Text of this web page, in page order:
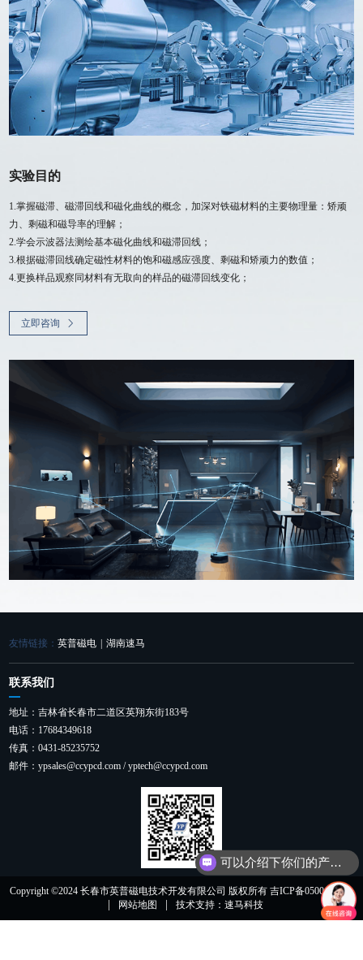
实验目的
1.掌握磁滞、磁滞回线和磁化曲线的概念，加深对铁磁材料的主要物理量：矫顽
力、剩磁和磁导率的理解；
2.学会示波器法测绘基本磁化曲线和磁滞回线；
3.根据磁滞回线确定磁性材料的饱和磁感应强度、剩磁和矫顽力的数值；
4.更换样品观察同材料有无取向的样品的磁滞回线变化；
立即咨询
友情链接：英普磁电 | 湖南速马
联系我们
地址：吉林省长春市二道区英翔东街183号
电话：17684349618
传真：0431-85235752
邮件：ypsales@ccypcd.com / yptech@ccypcd.com
Copyright ©2024 长春市英普磁电技术开发有限公司 版权所有 吉ICP备05001052号
网站地图 技术支持：速马科技
可以介绍下你们的产品么？